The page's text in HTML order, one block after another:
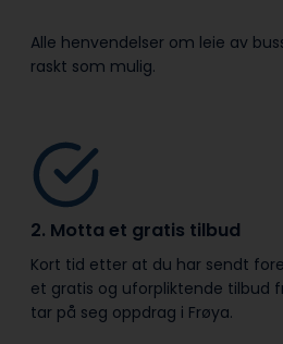
Alle henvendelser om leie av
raskt som mulig.
2. Motta et gratis tilbud
Kort tid etter at du har sendt
et gratis og uforpliktende tilbud
tar på seg oppdrag i Frøya.